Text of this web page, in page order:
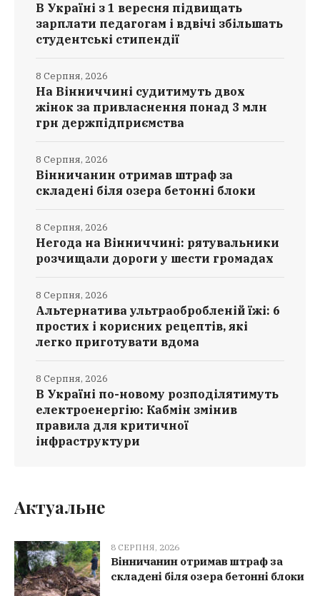
В Україні з 1 вересня підвищать
зарплати педагогам і вдвічі збільшать
студентські стипендії
На Вінниччині судитимуть двох
жінок за привласнення понад 3 млн
грн держпідприємства
8 Серпня, 2026
Вінничанин отримав штраф за
складені біля озера бетонні блоки
8 Серпня, 2026
Негода на Вінниччині: рятувальники
розчищали дороги у шести громадах
8 Серпня, 2026
Альтернатива ультраобробленій їжі: 6
простих і корисних рецептів, які
легко приготувати вдома
8 Серпня, 2026
В Україні по-новому розподілятимуть
електроенергію: Кабмін змінив
правила для критичної
інфраструктури
8 Серпня, 2026
Актуальне
8 СЕРПНЯ, 2026
Вінничанин отримав штраф за
складені біля озера бетонні блоки